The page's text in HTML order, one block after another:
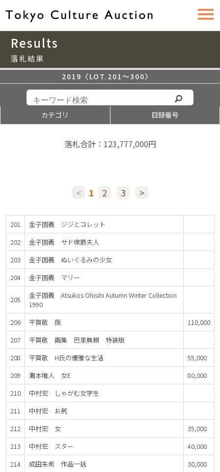
Results
落札結果
2019〈LOT.201〜300〉
カテゴリ 目録番号
落札合計：123,777,000円
< 1 2 3 >
201
金子国義 ジジとコレット
202
金子国義 サド侯爵夫人
203
金子国義 ぬいぐるみの少女
204
金子国義 マリー
205
金子国義 Atsukos Ohisihi Autumn Winter Collection
1990
206
平賀敬 顔
110,000
207
平賀敬 画集 巴里無頼 特装版
208
平賀敬 H氏の優雅な生活
55,000
209
灘本唯人 女E
80,000
210
中村宏 しゃがむ女学生
211
中村宏 お尻
212
中村宏 女
35,000
213
中村宏 スター
40,000
214
成田朱希 作品一括
30,000